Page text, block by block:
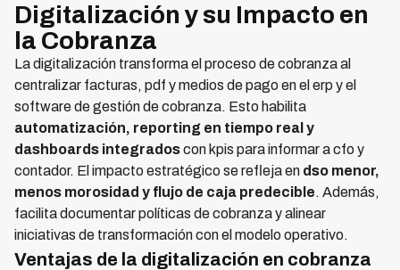
Digitalización y su Impacto en
la Cobranza
La digitalización transforma el proceso de cobranza al
centralizar facturas, pdf y medios de pago en el erp y el
software de gestión de cobranza. Esto habilita
automatización, reporting en tiempo real y
dashboards integradoscon kpis para informar a cfo y
contador. El impacto estratégico se refleja en dso menor,
menos morosidad y flujo de caja predecible. Además,
facilita documentar políticas de cobranza y alinear
iniciativas de transformación con el modelo operativo.
Ventajas de la digitalización en cobranza